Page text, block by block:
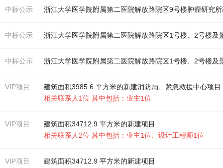
中标公示 浙江大学医学院附属第二医院解放路院区9号楼肿瘤研究
中标公示 浙江大学医学院附属第二医院解放路院区1号楼、2号楼及
中标公示 浙江大学医学院附属第二医院解放路院区1号楼、2号楼及
VIP项目
建筑面积3985.6 平方米的新建消防局、紧急救援中心项目
相关联系人1位 其中包括：业主1位
VIP项目
建筑面积34712.9 平方米的新建项目
相关联系人2位 其中包括：业主1位、设计工程师1位
VIP项目
建筑面积34712.9 平方米的新建项目